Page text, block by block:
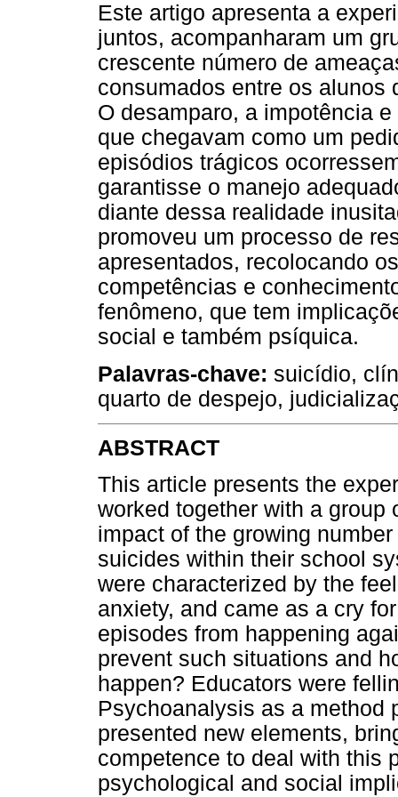
Este artigo apresenta a
juntos, acompanharam um
crescente número de
consumados entre os alunos
O desamparo, a impotência
que chegavam como um
episódios trágicos
garantisse o manejo
diante dessa realidade
promoveu um processo de
apresentados, recolocando
competências e
fenômeno, que tem
social e também psíquica.
Palavras-chave: suicídio,
quarto de despejo,
ABSTRACT
This article presents the
worked together with a group
impact of the growing
suicides within their school
were characterized by the
anxiety, and came as a cry
episodes from happening
prevent such situations and
happen? Educators were
Psychoanalysis as a method
presented new elements,
competence to deal with this
psychological and social